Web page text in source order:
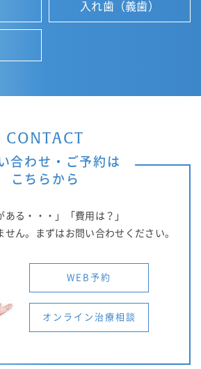
入れ歯（義歯）
CONTACT
合わせ・ご予約は
こちらから
ある・・・」「費用は？」
せん。まずはお問い合わせください。
WEB予約
オンライン治療相談